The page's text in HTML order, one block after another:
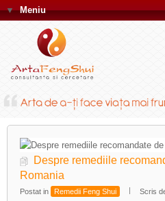
▼Meniu
Despre remediile
Romania
Postat in Remedii Feng Shui Scris